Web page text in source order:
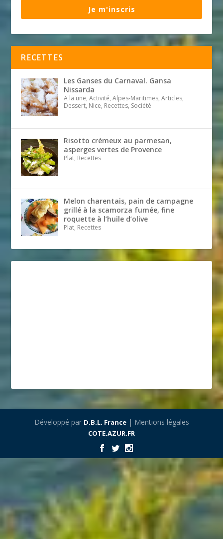
Je m'inscris
RECETTES
Les Ganses du Carnaval. Gansa
Nissarda
A la une, Activité, Alpes-Maritimes, Articles,
Dessert, Nice, Recettes, Société
Risotto crémeux au parmesan,
asperges vertes de Provence
Plat, Recettes
Melon charentais, pain de campagne
grillé à la scamorza fumée, fine
roquette à l’huile d’olive
Plat, Recettes
Développé par D.B.L. France| Mentions légales
COTE.AZUR.FR